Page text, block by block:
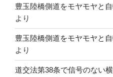
豊玉陸橋側道をモヤモヤと
より
豊玉陸橋側道をモヤモヤと
より
道交法第38条で信号のない